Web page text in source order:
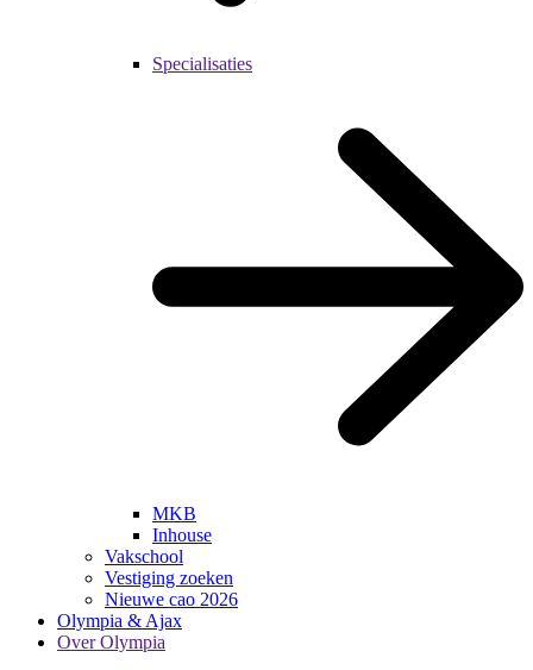
Specialisaties
MKB
Inhouse
Vakschool
Vestiging zoeken
Nieuwe cao 2026
Olympia & Ajax
Over Olympia